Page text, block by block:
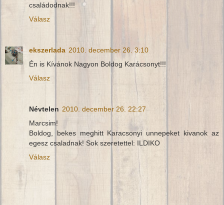
családodnak!!!
Válasz
ekszerlada 2010. december 26. 3:10
Én is Kívánok Nagyon Boldog Karácsonyt!!!
Válasz
Névtelen 2010. december 26. 22:27
Marcsim!
Boldog, bekes meghitt Karacsonyi unnepeket kivanok az
egesz csaladnak! Sok szeretettel: ILDIKO
Válasz